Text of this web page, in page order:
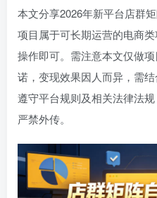
本文分享2026年新平台店群
项目属于可长期运营的电商
操作即可。需注意本文仅做
诺，变现效果因人而异，需
遵守平台规则及相关法律法
严禁外传。